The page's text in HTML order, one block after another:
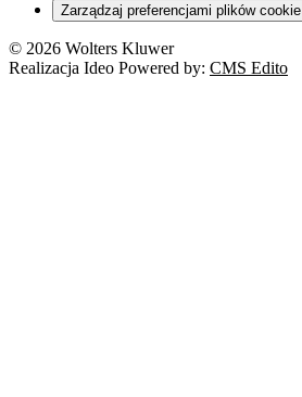
Zarządzaj preferencjami plików cookie
© 2026 Wolters Kluwer
Realizacja Ideo Powered by: CMS Edito